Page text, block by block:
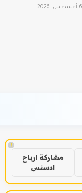
6 أغسطس، 2026
!
مشاركة ارباح
ادسنس